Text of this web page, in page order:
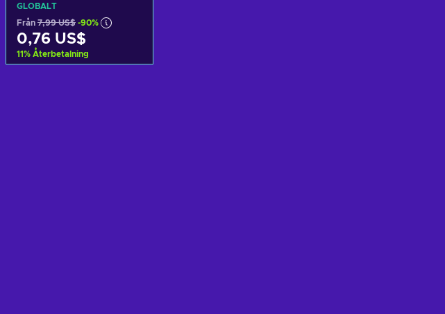
GLOBALT
Från 7,99 US$ -90%
0,76 US$
11% Återbetalning